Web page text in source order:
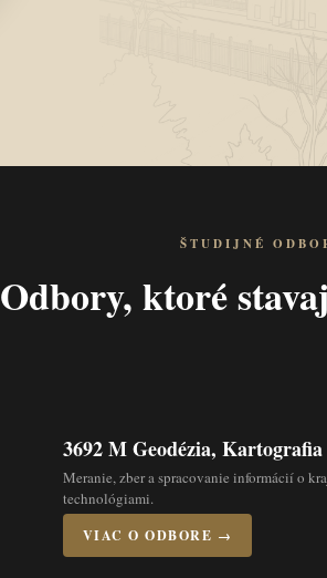
ŠTUDIJNÉ
Odbory, ktoré
3692 M Geodézia,
Meranie, zber a spracovanie informácií o
technológiami.
VIAC O ODBORE →